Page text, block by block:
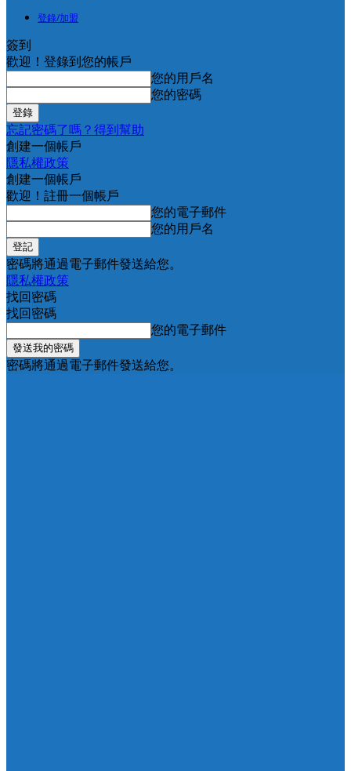
登錄/加盟
簽到
歡迎！登錄到您的帳戶
您的用戶名
您的密碼
忘記密碼了嗎？得到幫助
創建一個帳戶
隱私權政策
創建一個帳戶
歡迎！註冊一個帳戶
您的電子郵件
您的用戶名
密碼將通過電子郵件發送給您。
隱私權政策
找回密碼
找回密碼
您的電子郵件
密碼將通過電子郵件發送給您。